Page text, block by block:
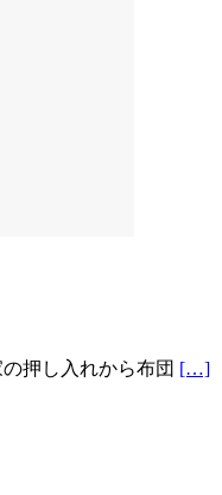
押し入れから布団 […]